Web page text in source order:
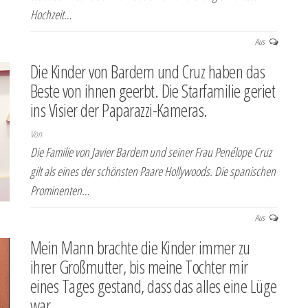
Hochzeit…
Aus
Die Kinder von Bardem und Cruz haben das
Beste von ihnen geerbt. Die Starfamilie geriet
ins Visier der Paparazzi-Kameras.
Von
Die Familie von Javier Bardem und seiner Frau Penélope Cruz
gilt als eines der schönsten Paare Hollywoods. Die spanischen
Prominenten…
Aus
Mein Mann brachte die Kinder immer zu
ihrer Großmutter, bis meine Tochter mir
eines Tages gestand, dass das alles eine Lüge